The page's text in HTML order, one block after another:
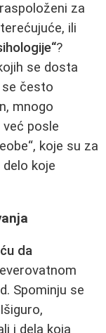
za
ili
?
se dosta
se često
mnogo
već posle
koje su za
koje
da
Spominju se
i dela koja